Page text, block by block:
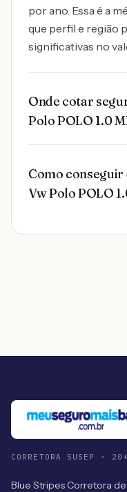
por ano. Essa é a
que perfil e região
significativas no
Onde cotar
Polo POLO 1.0
Como
Vw Polo POLO
CORRETORA SUSEP ·
Blue Stripes Corretora